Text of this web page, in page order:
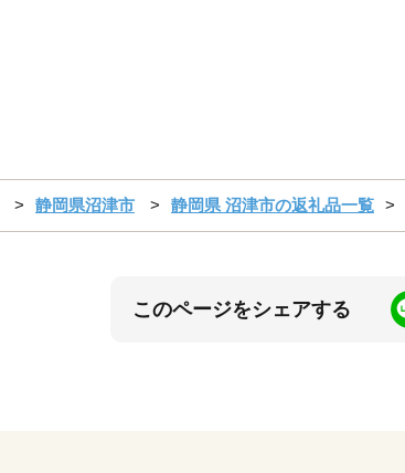
静岡県沼津市 静岡県 沼津市の返礼品一覧
このページをシェアする